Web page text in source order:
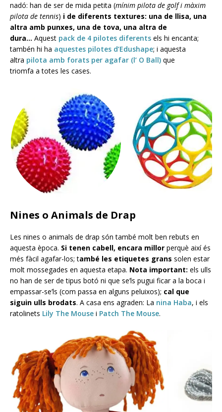
nadó: han de ser de mida petita (mínim pilota de golf i màxim
pilota de tennis) i de diferents textures: una de llisa, una
altra amb punxes, una de tova, una altra de
dura… Aquest pack de 4 pilotes diferents els hi encanta;
tambén hi ha aquestes pilotes d’Edushape; i aquesta
altra pilota amb forats per agafar (l’ O Ball) que
triomfa a totes les cases.
Nines o Animals de Drap
Les nines o animals de drap són també molt ben rebuts en
aquesta època. Si tenen cabell, encara millor perquè així és
més fàcil agafar-los; també les etiquetes grans solen estar
molt mossegades en aquesta etapa. Nota important: els ulls
no han de ser de tipus botó ni que se’ls pugui ficar a la boca i
empassar-se’ls (com passa en alguns peluixos); cal que
siguin ulls brodats. A casa ens agraden: La nina Haba, i els
ratolinets Lily The Mouse i Patch The Mouse.